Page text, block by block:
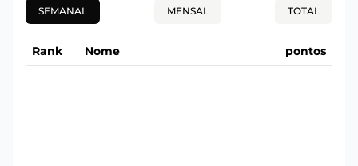
SEMANAL MENSAL TOTAL
Rank Nome pontos